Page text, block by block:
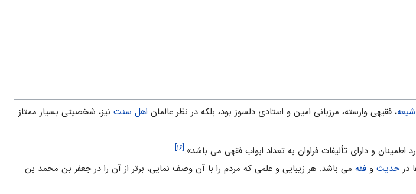
شیعه، فقیهى وارسته، مرزبانى امین و استادى دلسوز بود، بلکه در نظر عالمان اهل سنت نیز، شخصیتى بسیار ممتاز
و داراى تألیفات فراوان به تعداد ابواب فقهى مى باشد».[۱۶]
درحدیثو فقهمى باشد. هر زیبایى و علمى که مردم را با آن وصف نمایى، برتر از آن را در جعفر بن محمد بن